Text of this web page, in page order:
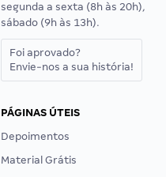
segunda a sexta (8h às 20h),
sábado (9h às 13h).
Foi aprovado?
Envie-nos a sua história!
PÁGINAS ÚTEIS
Depoimentos
Material Grátis